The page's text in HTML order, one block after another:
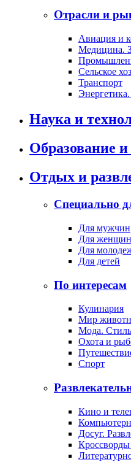
Отрасли и
Авиация и
Медицина.
Сельское
Транспорт
Наука и
Образование и
Отдых и
Специально
Для мужчин
Для женщин
Для
Для детей
По интересам
Кулинария
Мир
Мода. Стиль
Охота и
Спорт
Кино и
Досуг.